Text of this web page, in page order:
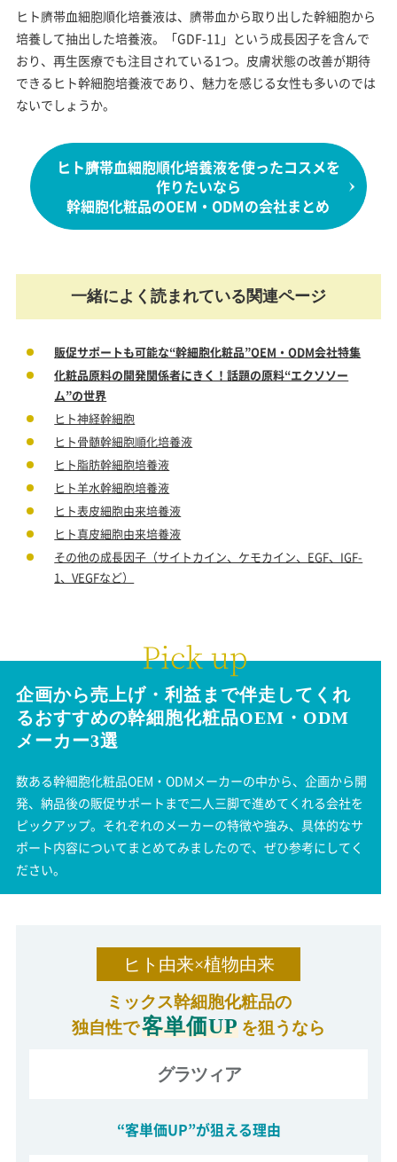
ヒト臍帯血細胞順化培養液は、臍帯血から取り出した幹細胞から
培養して抽出した培養液。「GDF-11」という成長因子を含んで
おり、再生医療でも注目されている1つ。皮膚状態の改善が期待
できるヒト幹細胞培養液であり、魅力を感じる女性も多いのでは
ないでしょうか。
ヒト臍帯血細胞順化培養液を使ったコスメを
作りたいなら
幹細胞化粧品のOEM・ODMの会社まとめ
一緒によく読まれている関連ページ
販促サポートも可能な“幹細胞化粧品”OEM・ODM会社特集
化粧品原料の開発関係者にきく！話題の原料“エクソソー
ム”の世界
ヒト神経幹細胞
ヒト骨髄幹細胞順化培養液
ヒト脂肪幹細胞培養液
ヒト羊水幹細胞培養液
ヒト表皮細胞由来培養液
ヒト真皮細胞由来培養液
その他の成長因子（サイトカイン、ケモカイン、EGF、IGF-
1、VEGFなど）
企画から売上げ・利益まで伴走してくれ
るおすすめの幹細胞化粧品OEM・ODM
メーカー3選
数ある幹細胞化粧品OEM・ODMメーカーの中から、企画から開
発、納品後の販促サポートまで二人三脚で進めてくれる会社を
ピックアップ。それぞれのメーカーの特徴や強み、具体的なサ
ポート内容についてまとめてみましたので、ぜひ参考にしてく
ださい。
ヒト由来×植物由来
ミックス幹細胞化粧品の
独自性で客単価UP を狙うなら
グラツィア
“客単価UP”が狙える理由